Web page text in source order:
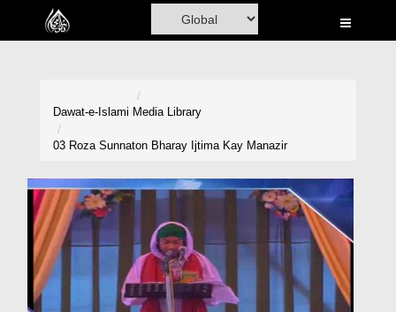
Home
Volunteer Portal
Rohani Ilaj
Donation
Dawat-e-Islami Media Library
03 Roza Sunnaton Bharay Ijtima Kay Manazir